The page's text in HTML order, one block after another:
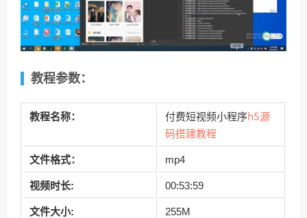
教程参数：
教程名称： 付费短视频小程序h5源
码搭建教程
文件格式： mp4
视频时长: 00:53:59
文件大小: 255M